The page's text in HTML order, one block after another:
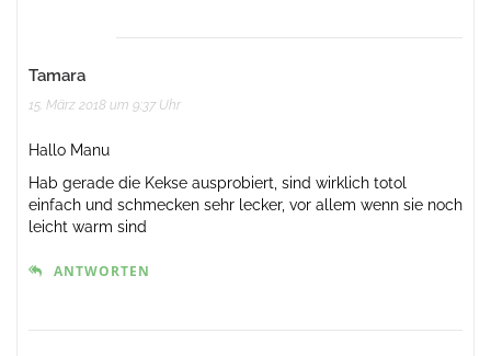
Tamara
15. März 2018 um 9:37 Uhr
Hallo Manu
Hab gerade die Kekse ausprobiert, sind wirklich totol
einfach und schmecken sehr lecker, vor allem wenn sie noch
leicht warm sind
ANTWORTEN